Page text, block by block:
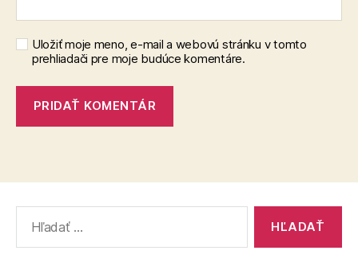
Uložiť moje meno, e-mail a webovú stránku v tomto
prehliadači pre moje budúce komentáre.